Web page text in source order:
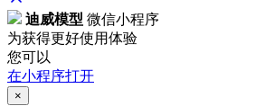
迪威模型 微信小程序
为获得更好使用体验
您可以
在小程序打开
×